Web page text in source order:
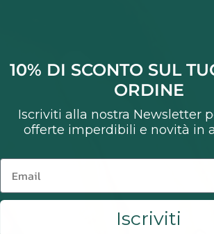
10% DI SCONTO SUL
ORDINE
Iscriviti alla nostra Newsletter
offerte imperdibili e novità in
Email
Iscriviti